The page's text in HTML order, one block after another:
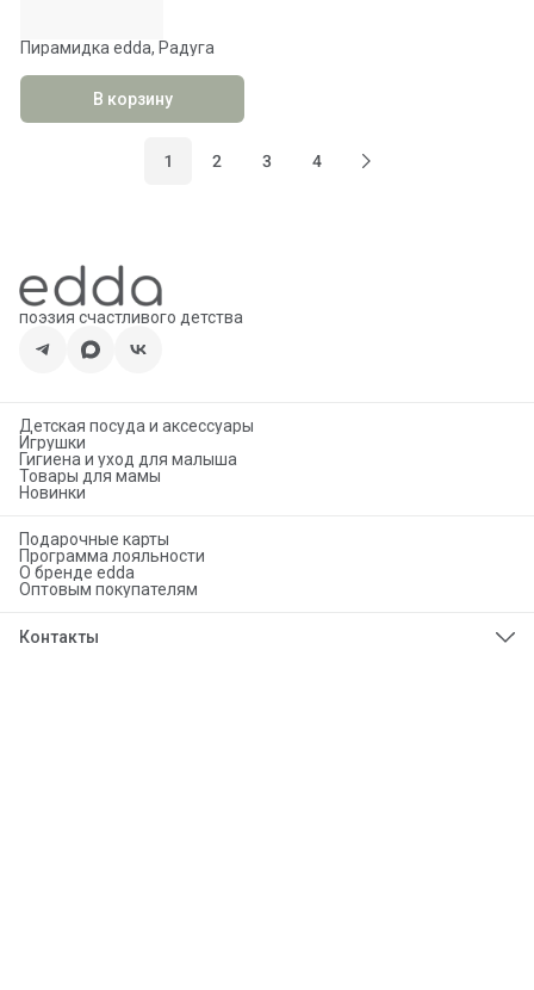
Пирамидка edda, Радуга
В корзину
1 2 3 4
поэзия счастливого детства
Детская посуда и аксессуары
Игрушки
Гигиена и уход для малыша
Товары для мамы
Новинки
Подарочные карты
Программа лояльности
О бренде edda
Оптовым покупателям
Контакты